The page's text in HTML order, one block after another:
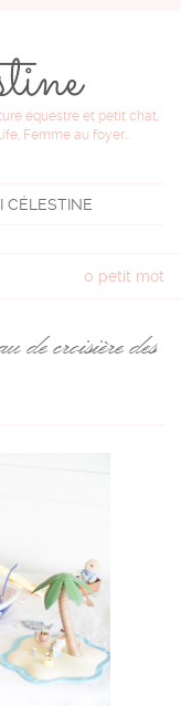
équestre et petit chat,
Femme au foyer...
CÉLESTINE
0 petit mot
croisière des